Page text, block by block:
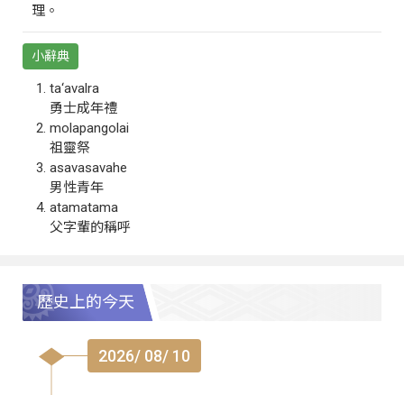
理。
小辭典
ta‘avalra
勇士成年禮
molapangolai
祖靈祭
asavasavahe
男性青年
atamatama
父字輩的稱呼
歷史上的今天
2026/ 08/ 10